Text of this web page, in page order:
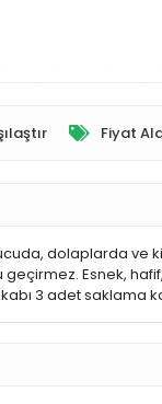
Fiyat
dolaplarda ve
Esnek, hafif,
kabı 3 adet saklama